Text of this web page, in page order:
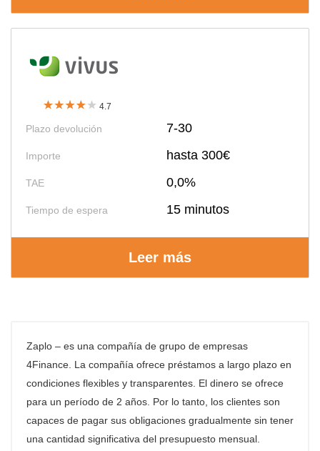
4.7
Plazo devolución 7-30
Importe hasta 300€
TAE 0,0%
Tiempo de espera 15 minutos
Leer más
Zaplo – es una compañía de grupo de empresas
4Finance. La compañía ofrece préstamos a largo plazo en
condiciones flexibles y transparentes. El dinero se ofrece
para un período de 2 años. Por lo tanto, los clientes son
capaces de pagar sus obligaciones gradualmente sin tener
una cantidad significativa del presupuesto mensual.